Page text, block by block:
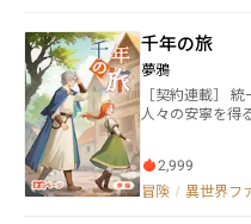
足を理由にクビになりか
だ、次の魔獣討伐
ダーからそう言
ない状況へと
『追放者を集め
じめ、女神の名
ったのだが、そ
いバイタリティー
千年の旅
夢鴉
［契約連載］
人々の安寧を得
城を去っていく。 旅に出たサイモンは長い旅路でたく
さんの人と出会
2,999
冒険 / 異世界フ